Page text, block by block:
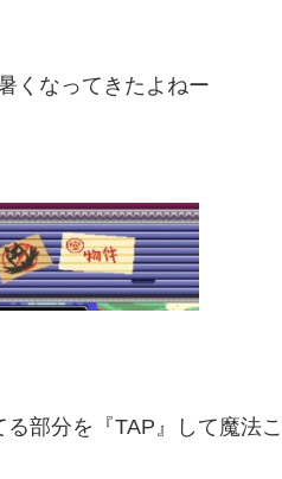
くなってきたよねー
部分を『TAP』して魔法